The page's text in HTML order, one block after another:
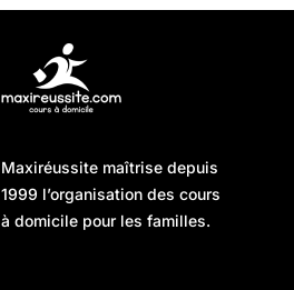
Maxiréussite maîtrise depuis
1999 l’organisation des cours
à domicile pour les familles.